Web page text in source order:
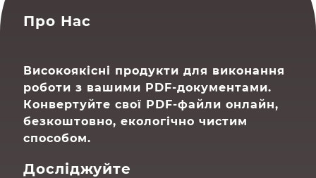
Про Нас
Високоякісні продукти для виконання
роботи з вашими PDF-документами.
Конвертуйте свої PDF-файли онлайн,
безкоштовно, екологічно чистим
способом.
Досліджуйте